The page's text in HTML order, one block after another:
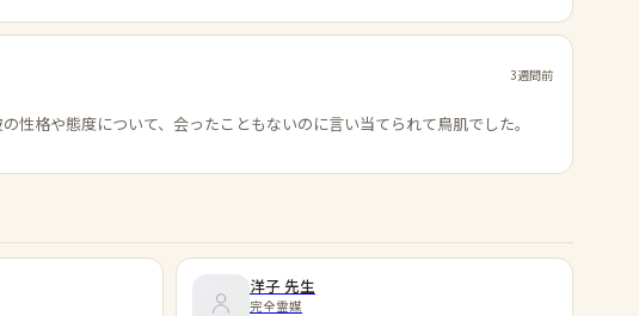
3週間前
性格や態度について、会ったこともないのに言い当てられて鳥肌でした。
洋子 先生
完全霊媒